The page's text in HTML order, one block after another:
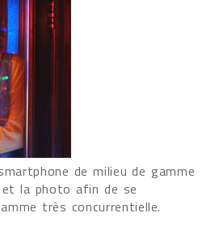
de milieu de gamme
la photo afin de se
très concurrentielle.